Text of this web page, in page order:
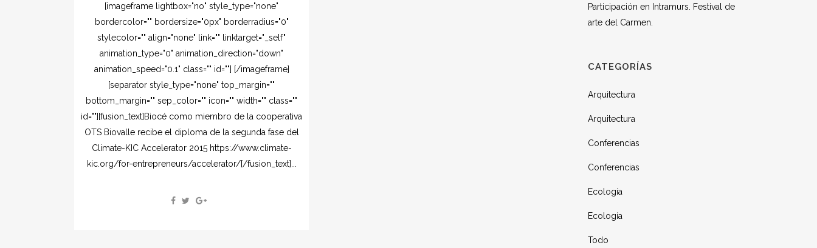
[imageframe lightbox="no" style_type="none"
bordercolor="" bordersize="0px" borderradius="0"
stylecolor="" align="none" link="" linktarget="_self"
animation_type="0" animation_direction="down"
animation_speed="0.1" class="" id=""] [/imageframe]
[separator style_type="none" top_margin=""
bottom_margin="" sep_color="" icon="" width="" class=""
id=""][fusion_text]Biocé como miembro de la cooperativa
OTS Biovalle recibe el diploma de la segunda fase del
Climate-KIC Accelerator 2015 https://www.climate-
kic.org/for-entrepreneurs/accelerator/[/fusion_text]...
Participación en Intramurs. Festival de
arte del Carmen.
CATEGORÍAS
Arquitectura
Arquitectura
Conferencias
Conferencias
Ecología
Ecología
Todo